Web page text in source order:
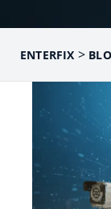
ENTERFIX >